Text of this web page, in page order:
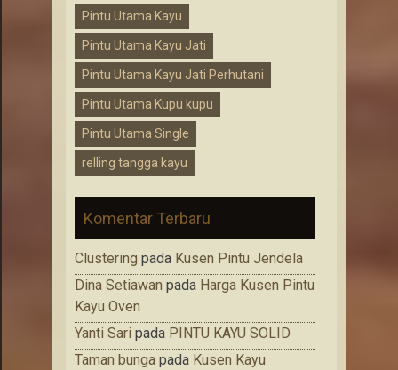
Pintu Utama Kayu
Pintu Utama Kayu Jati
Pintu Utama Kayu Jati Perhutani
Pintu Utama Kupu kupu
Pintu Utama Single
relling tangga kayu
Komentar Terbaru
Clustering pada Kusen Pintu Jendela
Dina Setiawan pada Harga Kusen Pintu
Kayu Oven
Yanti Sari pada PINTU KAYU SOLID
Taman bunga pada Kusen Kayu